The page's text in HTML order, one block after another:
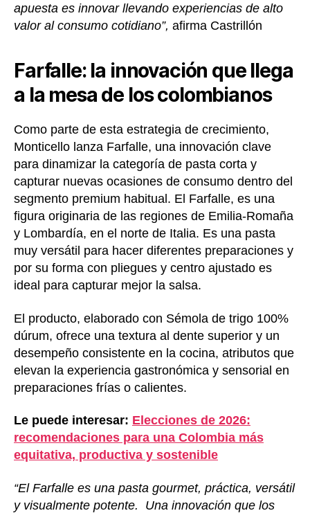
apuesta es innovar llevando experiencias de alto
valor al consumo cotidiano”, afirma Castrillón
Farfalle: la innovación que llega
a la mesa de los colombianos
Como parte de esta estrategia de crecimiento,
Monticello lanza Farfalle, una innovación clave
para dinamizar la categoría de pasta corta y
capturar nuevas ocasiones de consumo dentro del
segmento premium habitual. El Farfalle, es una
figura originaria de las regiones de Emilia-Romaña
y Lombardía, en el norte de Italia. Es una pasta
muy versátil para hacer diferentes preparaciones y
por su forma con pliegues y centro ajustado es
ideal para capturar mejor la salsa.
El producto, elaborado con Sémola de trigo 100%
dúrum, ofrece una textura al dente superior y un
desempeño consistente en la cocina, atributos que
elevan la experiencia gastronómica y sensorial en
preparaciones frías o calientes.
Le puede interesar: Elecciones de 2026:
recomendaciones para una Colombia más
equitativa, productiva y sostenible
“El Farfalle es una pasta gourmet, práctica, versátil
y visualmente potente. Una innovación que los